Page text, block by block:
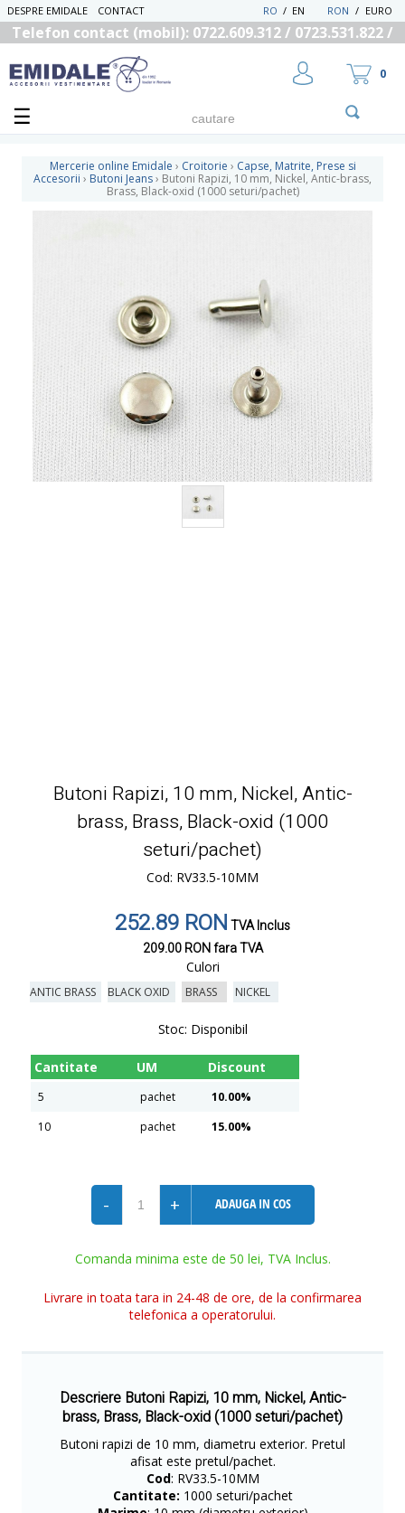
DESPRE EMIDALE CONTACT RON / EURO
EN
/
RO
Telefon contact (mobil): 0722.609.312 / 0723.531.822 /
0
Mercerie online Emidale › Croitorie › Capse, Matrite, Prese si
Accesorii › Butoni Jeans› Butoni Rapizi, 10 mm, Nickel, Antic-brass,
Brass, Black-oxid (1000 seturi/pachet)
Butoni Rapizi, 10 mm, Nickel, Antic-
brass, Brass, Black-oxid (1000
seturi/pachet)
Cod: RV33.5-10MM
252.89 RONTVA Inclus
209.00 RONfara TVA
Culori
ANTIC BRASS BLACK OXID BRASS NICKEL
Stoc: Disponibil
Cantitate UM Discount
5 pachet
10.00%
10
pachet 15.00%
- + ADAUGA IN COS
Comanda minima este de 50 lei, TVA Inclus.
Livrare in toata tara in 24-48 de ore, de la confirmarea
telefonica a operatorului.
Descriere Butoni Rapizi, 10 mm, Nickel, Antic-
brass, Brass, Black-oxid (1000 seturi/pachet)
Butoni rapizi de 10 mm, diametru exterior. Pretul
afisat este pretul/pachet.
Cod: RV33.5-10MM
Cantitate: 1000 seturi/pachet